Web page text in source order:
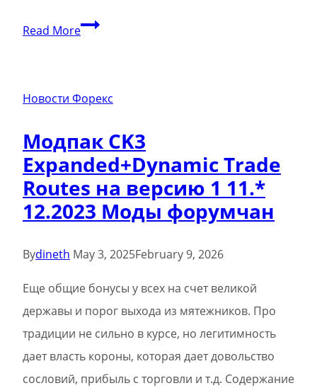
Read MoreИнвестирование
50000
пассивные
и
активные
способы
Новости Форекс
Модпак CK3
Expanded+Dynamic Trade
Routes на версию 1 11.*
12.2023 Моды форумчан
Bydineth May 3, 2025February 9, 2026
Еще общие бонусы у всех на счет великой
державы и порог выхода из мятежников. Про
традиции не сильно в курсе, но легитимность
дает власть короны, которая дает довольство
сословий, прибыль с торговли и т.д. Содержание